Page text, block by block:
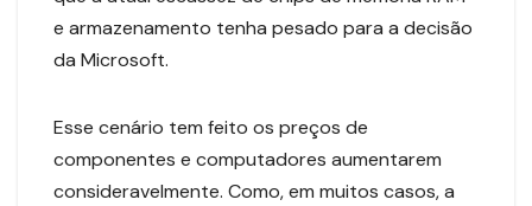
e armazenamento tenha pesado para a decisão
da Microsoft.
Esse cenário tem feito os preços de
componentes e computadores aumentarem
consideravelmente. Como, em muitos casos, a